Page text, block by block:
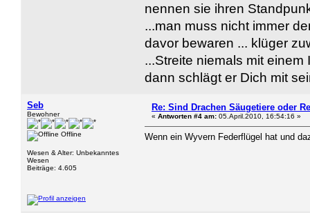
nennen sie ihren
...man muss nicht immer
davor bewaren ... klüger
...Streite niemals mit
dann schlägt er Dich mit
Seb
Bewohner
Offline
Wesen & Alter: Unbekanntes
Wesen
Beiträge: 4.605
Re: Sind Drachen Säugetiere oder
« Antworten #4 am: 05.April.2010, 16:54:16 »
Wenn ein Wyvern Federflügel hat und